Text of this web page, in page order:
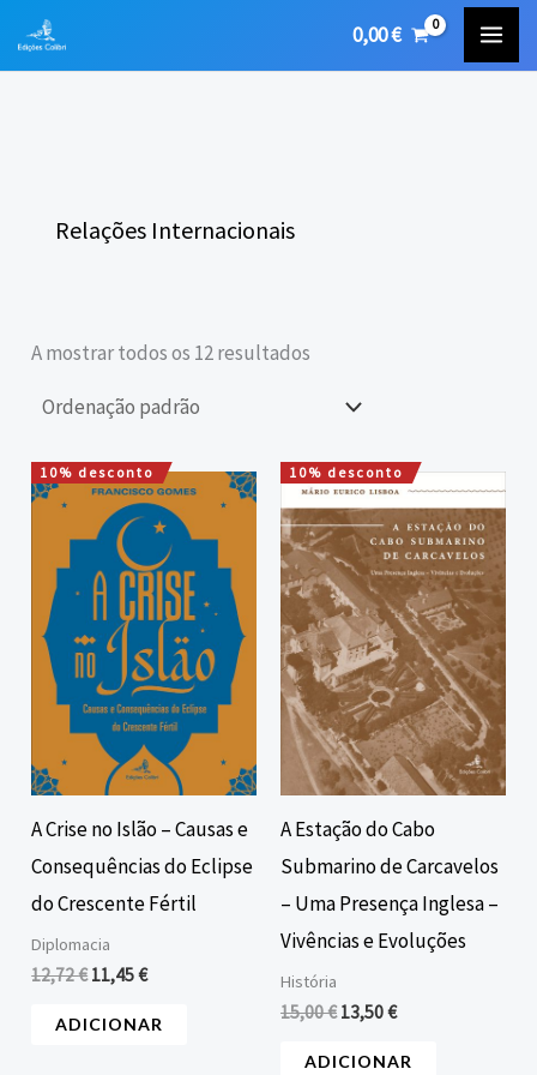
0,00€
Relações Internacionais
A mostrar todos os 12 resultados
10% desconto
A Crise no Islão – Causas e
Consequências do Eclipse
do Crescente Fértil
Diplomacia
12,72€
O
preço
original
era:
12,72 €.
11,45€
O
preço
atual
11,45 €.
ADICIONAR
10% desconto
A Estação do Cabo
Submarino de Carcavelos
– Uma Presença Inglesa –
Vivências e Evoluções
História
15,00€
O
preço
original
era:
15,00 €.
13,50€
O
preço
atual
é:
13,50 €.
ADICIONAR